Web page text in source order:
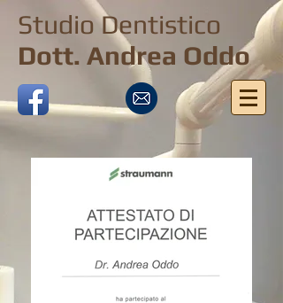
Studio Dentistico
Dott. Andrea Oddo